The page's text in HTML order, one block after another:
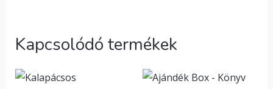
Kapcsolódó termékek